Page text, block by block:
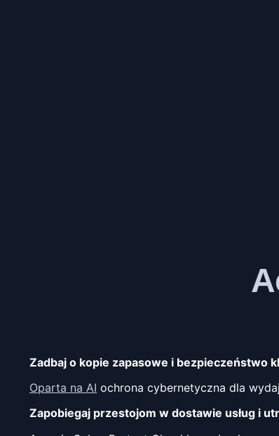
Zadbaj o kopie zapasowe i bezpieczeństwo
Oparta na AI ochrona cybernetyczna dla
Zapobiegaj przestojom w dostawie usług i